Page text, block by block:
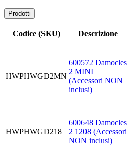
Prodotti
Codice (SKU) Descrizione
HWPHWGD2MN
600572 Damocles
2 MINI
(Accessori NON
inclusi)
HWPHWGD218
600648 Damocles
2 1208 (Accessori
NON inclusi)